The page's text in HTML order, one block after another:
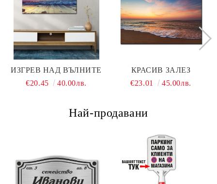
ИЗГРЕВ НАД ВЪЛНИТЕ
€20.45
40.00лв.
КРАСИВ ЗАЛЕЗ
€23.01
45.00лв.
Най-продавани